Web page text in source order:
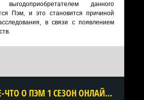
данного
Пэм, и это становится причиной
в связи с появлением
CМОТРЕТЬ КОЕ-ЧТО О ПЭМ 1 СЕЗОН ОНЛАЙН В ХОРОШЕМ КАЧЕСТВЕ ВСЕ СЕРИИ ПОДРЯД БЕСПЛАТНО